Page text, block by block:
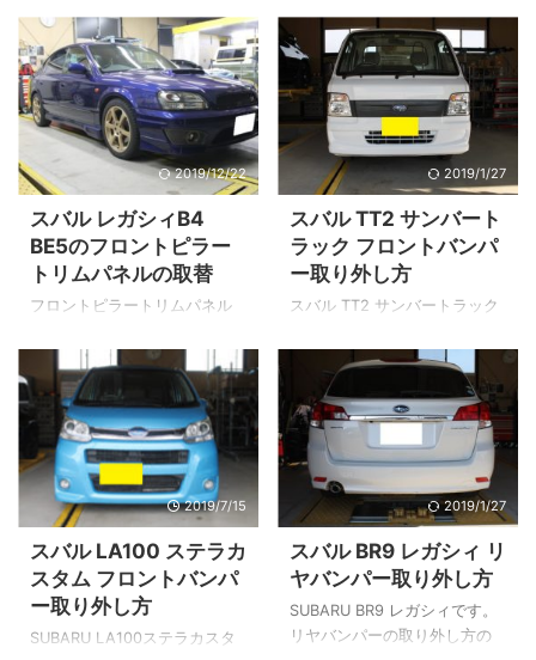
2019/12/22
スバル レガシィB4
BE5のフロントピラー
トリムパネルの取替
フロントピラートリムパネル
ロントドアガラスの間の骨格
をピラーと呼びます。 オーナ
ーさんのこだわりで元々付い
ている白色のパネルから黒色
のパネルに取り替えます。 ピ
ラーの名称 ▲ここでちょっと
座学を！ 普通車のピラーの呼
び方はA、B、Cと分けて呼ぶ
名称があります。 画像のよう
にフロント側から Aピラー Bピ
ラー Cピラー っとなります。
画像の箇所と照らし合わせて
2019/1/27
スバル TT2 サンバート
ラック フロントバンパ
ー取り外し方
スバル TT2 サンバートラック
ンパーの取り外し方です。 こ
ちらの車種はグリルを外さな
いとフロントバンパーが外せ
ません。 ポイントをおさえれ
ば簡単です。 参考にしてみて
ください。 フロントグリルを
外します まずは画像のように
フロントグリルを外します。
ボディー側にクリップで止ま
っているだけですので手前に
引けば外れます。 ※プラスチッ
クですので経年劣化している
2019/7/15
スバル LA100 ステラカ
スタム フロントバンパ
ー取り外し方
SUBARU LA100ステラカスタ
2019/1/27
スバル BR9 レガシィ リ
ヤバンパー取り外し方
SUBARU BR9 レガシィです。
リヤバンパーの取り外し方の